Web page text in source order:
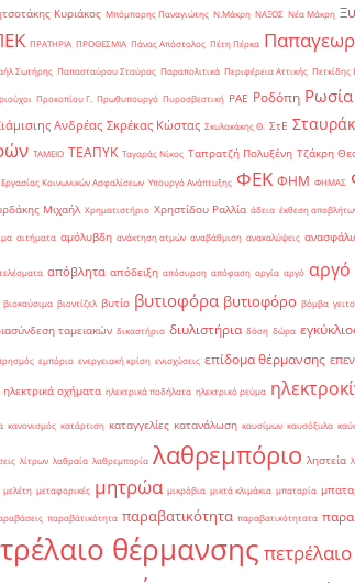
Κυριάκος Μπόμπορης Παναγιώτης Ν.Μάκρη ΝΑΞΟΣ Νέα Μάκρη
ΠΡΑΤΗΡΙΑ ΠΡΟΘΕΣΜΙΑ Πάνας Απόστολος Πέτη Πέρκα
Σωτήρης Παπασταύρου Σταύρος Παραπολιτικά Περιφέρεια Αττικής Πετκίδης
Προκοπίου Γ. Πρωθυπουργό Πυροσβεστική ΡΑΕ Ροδόπη Ρωσία
Ανδρέας Σκρέκας Κώστας Σκυλακάκης Θ. ΣτΕ
ΤΑΜΕΙΟ ΤΕΑΠΥΚ Ταγαράς Νίκος Ταπρατζή Πολυξένη Τζάκρη
Κοινωνικών Ασφαλίσεων Υπουργό Ανάπτυξης ΦΕΚ ΦΗΜ ΦΗΜΑΣ
Μιχαήλ Χρηματιστήριο Χρηστίδου Ραλλία άδεια έκθεση
αιτήματα αμόλυβδη ανάκτηση ατμών αναβάθμιση ανακαλύψεις
απόβλητα απόδειξη απόσυρση απόφαση αργία αργό αργό
βιοκαύσιμα βιοντίζελ βυτίο βυτιοφόρα βυτιοφόρο βόμβα
ταμειακών δικαστήριο διυλιστήρια δόση δώρα
εμπόριο ενεργειακή κρίση ενισχύσεις επίδομα θέρμανσης
ηλεκτρικά οχήματα ηλεκτρικά ποδήλατα ηλεκτρικό ρεύμα
κανονισμός κατάρτιση καταγγελίες κατανάλωση καυσίμων καυσόξυλα
λίτρων λαθραία λαθρεμπορία λαθρεμπόριο ληστεία
μελέτη μεταφορικές μητρώα μικρόβια μικτά κλιμάκια μπαταρία
παραβάτικότητα παραβατικότητα παραβατικότητατα
θέρμανσης